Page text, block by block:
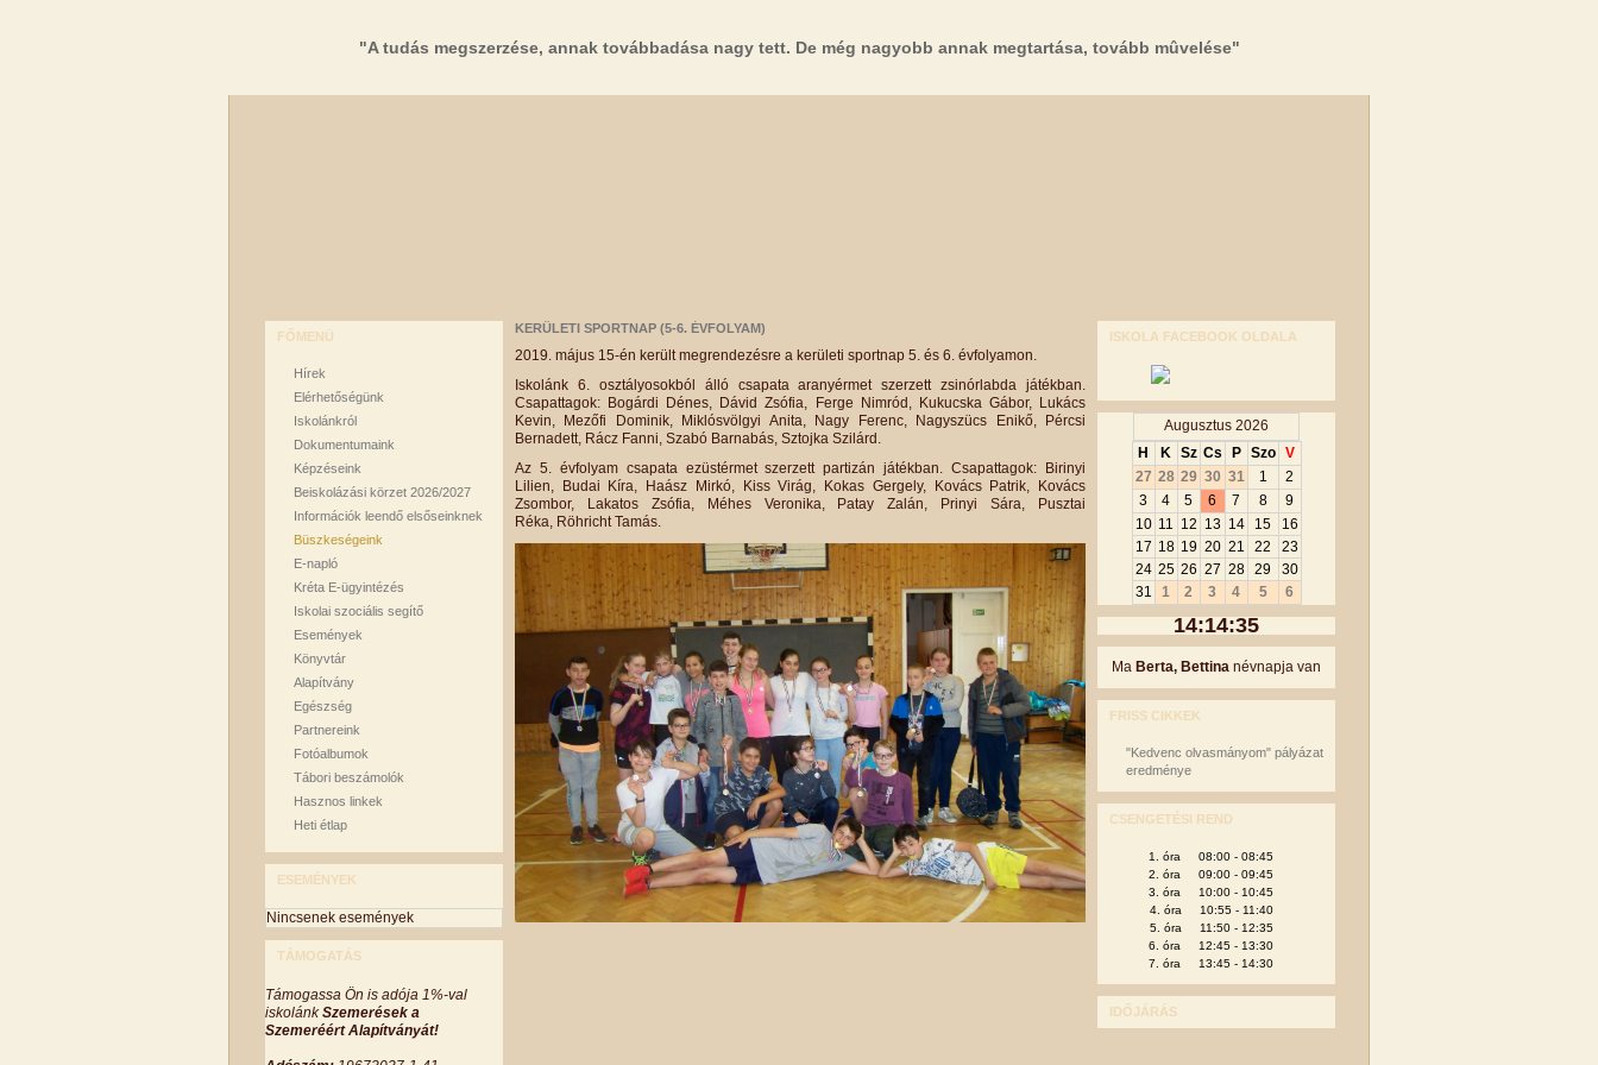
"A tudás megszerzése, annak továbbadása nagy tett. De még nagyobb annak megtartása, tovább mûvelése"
FŐMENÜ
Hírek
Elérhetőségünk
Iskolánkról
Dokumentumaink
Képzéseink
Beiskolázási körzet 2026/2027
Információk leendő elsőseinknek
Büszkeségeink
E-napló
Kréta E-ügyintézés
Iskolai szociális segítő
Események
Könyvtár
Alapítvány
Egészség
Partnereink
Fotóalbumok
Tábori beszámolók
Hasznos linkek
Heti étlap
ESEMÉNYEK
Nincsenek események
TÁMOGATÁS
Támogassa Ön is adója 1%-val
iskolánkSzemerések a
Szemeréért Alapítványát!
KERÜLETI SPORTNAP (5-6. ÉVFOLYAM)
2019. május 15-én került megrendezésre a kerületi sportnap 5. és 6. évfolyamon.
Iskolánk 6. osztályosokból álló csapata aranyérmet szerzett zsinórlabda játékban.
Csapattagok: Bogárdi Dénes, Dávid Zsófia, Ferge Nimród, Kukucska Gábor, Lukács
Kevin,
Mezőfi Dominik, Miklósvölgyi Anita, Nagy Ferenc, Nagyszücs Enikő,
Pércsi
Bernadett, Rácz Fanni, Szabó Barnabás, Sztojka Szilárd.
Az 5. évfolyam csapata ezüstérmet szerzett partizán játékban. Csapattagok:
Birinyi
Lilien,
Budai Kíra, Haász Mirkó, Kiss Virág, Kokas Gergely,
Kovács Patrik, Kovács
Zsombor,
Lakatos Zsófia, Méhes Veronika, Patay Zalán, Prinyi Sára,
Pusztai
Réka, Röhricht Tamás.
ISKOLA FACEBOOK OLDALA
Augusztus 2026
H
K Sz Cs P Szo
V
27 28 29 30 31 1
2
3
4 5 6 7 8
9
10 11 12 13 14 15
16
17 18 19 20 21 22
23
24 25 26 27 28 29
30
31
1 2 3 4 5 6
14:14:35
Ma Berta, Bettina névnapja van
FRISS CIKKEK
"Kedvenc olvasmányom" pályázat
eredménye
CSENGETÉSI REND
1. óra 08:00 - 08:45
2. óra 09:00 - 09:45
3. óra 10:00 - 10:45
4. óra 10:55 - 11:40
5. óra 11:50 - 12:35
6. óra 12:45 - 13:30
7. óra 13:45 - 14:30
IDŐJÁRÁS